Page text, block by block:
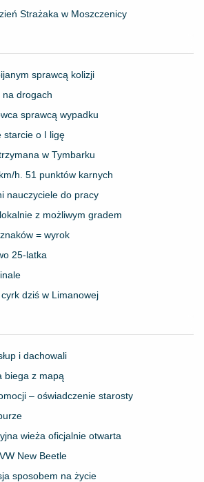
Strażaka w Moszczenicy
sprawcą kolizji
na drogach
sprawcą wypadku
starcie o I ligę
w Tymbarku
h. 51 punktów karnych
nauczyciele do pracy
z możliwym gradem
= wyrok
25-latka
dziś w Limanowej
i dachowali
biega z mapą
– oświadczenie starosty
wieża oficjalnie otwarta
New Beetle
sposobem na życie